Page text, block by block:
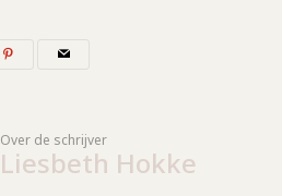
Over de schrijver
Liesbeth Hokke